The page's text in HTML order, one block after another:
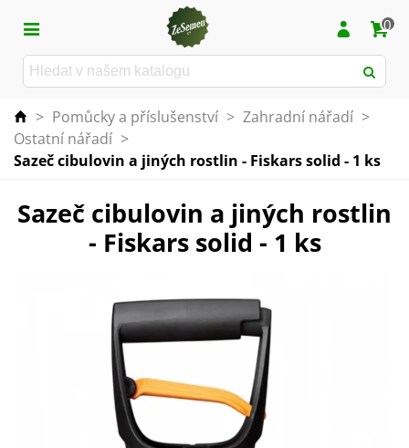
0
> Pomůcky a příslušenství > Zahradní nářadí >
Ostatní nářadí >
Sazeč cibulovin a jiných rostlin - Fiskars solid - 1 ks
Sazeč cibulovin a jiných rostlin
- Fiskars solid - 1 ks